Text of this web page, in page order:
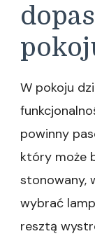
W pokoju
powinny
który może
stonowany,
wybrać
resztą